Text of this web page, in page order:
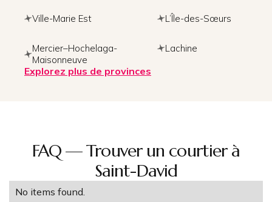
Ville-Marie Est L’Île-des-Sœurs
Mercier–Hochelaga-
Maisonneuve
Lachine
Explorez plus de provinces
FAQ — Trouver un courtier à
Saint-David
No items found.